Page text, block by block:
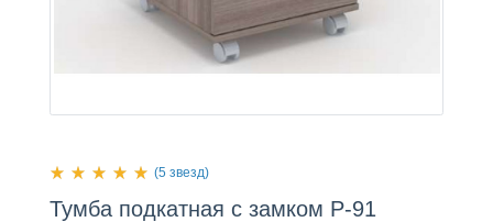
(5 звезд)
Тумба подкатная с замком Р-91